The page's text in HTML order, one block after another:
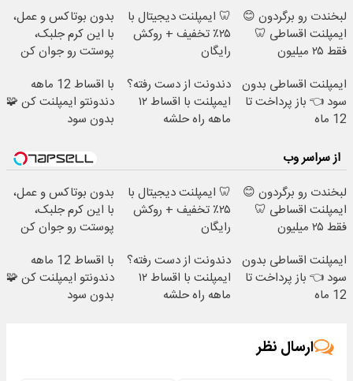
لبخندت رو برگردون 😊
ایمپلنت اقساطی 🦷
فقط ۲۵ میلیون
🦷 ایمپلنت دیجیتال با
۲۵٪ تخفیف + روکش
رایگان
بدون بوتاکس و عمل،
با این کرم جلبک،
پوستت رو جوان کن
ایمپلنت اقساطی بدون
سود 👈 باز پرداخت تا
12 ماه
دندونت از دست رفته؟
ایمپلنت با اقساط ۱۲
ماهه راه حلشه
با اقساط 12 ماهه
دندونتو ایمپلنت کن 🧩
بدون سود
از سراسر وب
لبخندت رو برگردون 😊
ایمپلنت اقساطی 🦷
فقط ۲۵ میلیون
🦷 ایمپلنت دیجیتال با
۲۵٪ تخفیف + روکش
رایگان
بدون بوتاکس و عمل،
با این کرم جلبک،
پوستت رو جوان کن
ایمپلنت اقساطی بدون
سود 👈 باز پرداخت تا
12 ماه
دندونت از دست رفته؟
ایمپلنت با اقساط ۱۲
ماهه راه حلشه
با اقساط 12 ماهه
دندونتو ایمپلنت کن 🧩
بدون سود
ارسال نظر